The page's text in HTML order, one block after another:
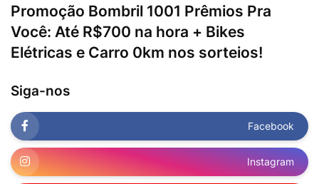
Promoção Bombril 1001 Prêmios Pra
Você: Até R$700 na hora + Bikes
Elétricas e Carro 0km nos sorteios!
Siga-nos
Facebook
Instagram